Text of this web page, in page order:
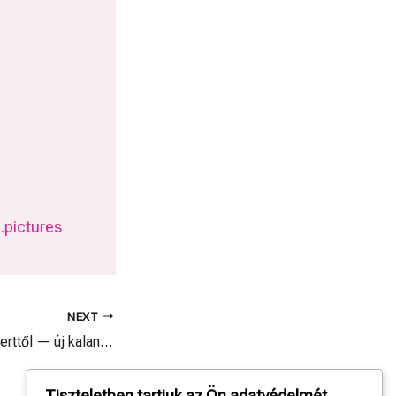
NEXT
Búcsú a Tulipánoskerttől — új kalandok várnak!